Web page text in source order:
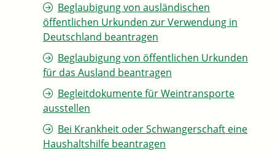
Beglaubigung von ausländischen
öffentlichen Urkunden zur Verwendung in
Deutschland beantragen
Beglaubigung von öffentlichen Urkunden
für das Ausland beantragen
Begleitdokumente für Weintransporte
ausstellen
Bei Krankheit oder Schwangerschaft eine
Haushaltshilfe beantragen